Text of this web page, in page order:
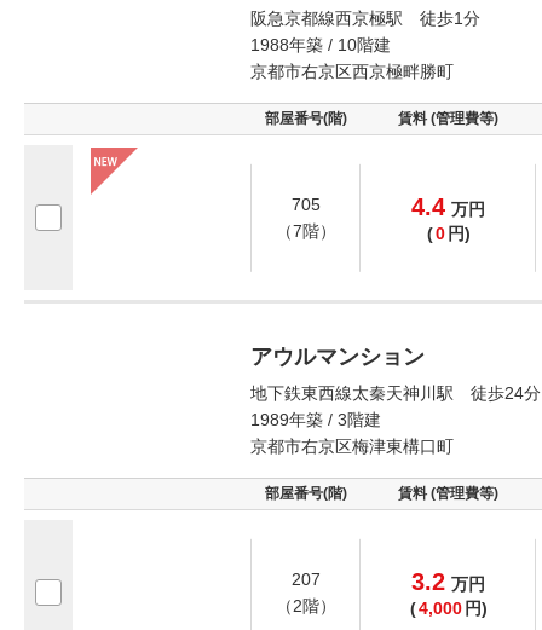
阪急京都線西京極駅 徒歩1分
1988年築 / 10階建
京都市右京区西京極畔勝町
部屋番号(階) 賃料 (管理費等)
705
（7階）
4.4 万円
(0 円)
アウルマンション
地下鉄東西線太秦天神川駅 徒歩24分
1989年築 / 3階建
京都市右京区梅津東構口町
部屋番号(階) 賃料 (管理費等)
207
（2階）
3.2 万円
(4,000 円)